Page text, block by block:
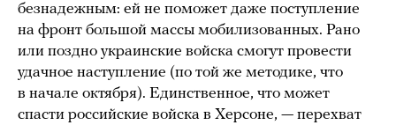
безнадежным: ей не поможет даже поступление
на фронт большой массы мобилизованных. Рано
или поздно украинские войска смогут провести
удачное наступление (по той же методике, что
в начале октября). Единственное, что может
спасти российские войска в Херсоне, — перехват